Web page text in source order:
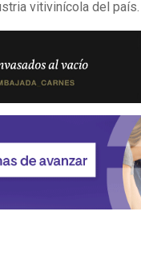
vitivinícola del país.